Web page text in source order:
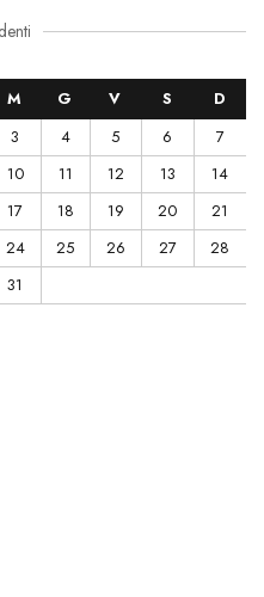
M G V S
D
3 4 5 6
7
10 11 12 13
14
17 18 19 20
21
24 25 26 27
28
31